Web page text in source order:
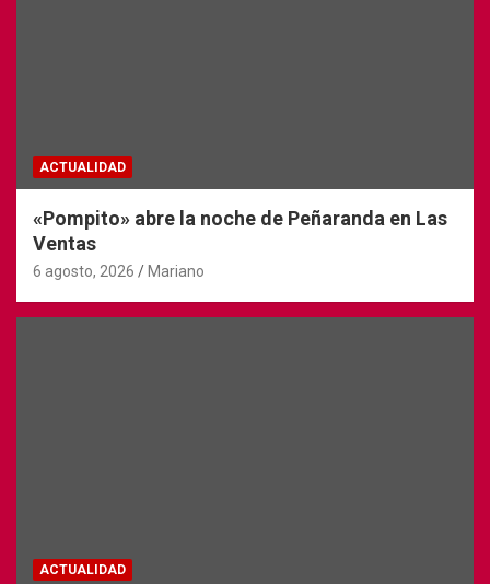
ACTUALIDAD
«Pompito» abre la noche de Peñaranda en Las
Ventas
6 agosto, 2026 Mariano
ACTUALIDAD